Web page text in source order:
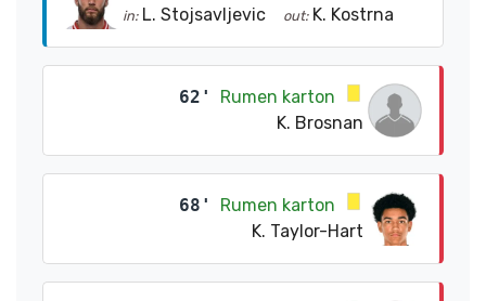
in: L. Stojsavljevic out: K. Kostrna
62'
Rumen karton
K. Brosnan
68'
Rumen karton
K. Taylor-Hart